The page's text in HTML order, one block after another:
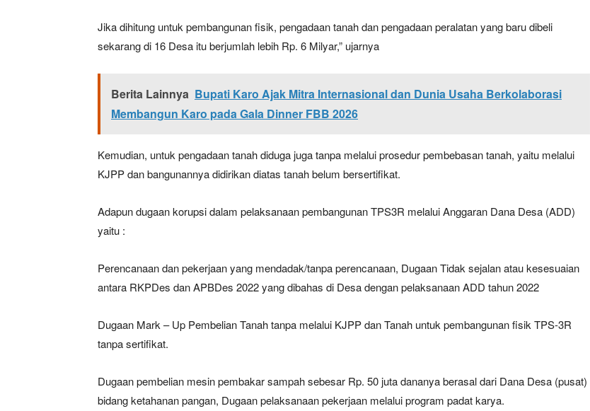
Jika dihitung untuk pembangunan fisik, pengadaan tanah dan pengadaan peralatan yang baru dibeli
sekarang di 16 Desa itu berjumlah lebih Rp. 6 Milyar,” ujarnya
Berita Lainnya Bupati Karo Ajak Mitra Internasional dan Dunia Usaha Berkolaborasi
Membangun Karo pada Gala Dinner FBB 2026
Kemudian, untuk pengadaan tanah diduga juga tanpa melalui prosedur pembebasan tanah, yaitu melalui
KJPP dan bangunannya didirikan diatas tanah belum bersertifikat.
Adapun dugaan korupsi dalam pelaksanaan pembangunan TPS3R melalui Anggaran Dana Desa (ADD)
yaitu :
Perencanaan dan pekerjaan yang mendadak/tanpa perencanaan, Dugaan Tidak sejalan atau kesesuaian
antara RKPDes dan APBDes 2022 yang dibahas di Desa dengan pelaksanaan ADD tahun 2022
Dugaan Mark – Up Pembelian Tanah tanpa melalui KJPP dan Tanah untuk pembangunan fisik TPS-3R
tanpa sertifikat.
Dugaan pembelian mesin pembakar sampah sebesar Rp. 50 juta dananya berasal dari Dana Desa (pusat)
bidang ketahanan pangan, Dugaan pelaksanaan pekerjaan melalui program padat karya.